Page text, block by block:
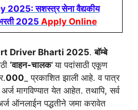
सशस्त्र सेना वैद्यकीय
2025 Apply Online
Driver Bharti 2025.बॉम्बे
‘वाहन-चालक‘ या पदांसाठी एकूण
000 _ प्रकाशित झाली आहे. व पात्र
मागविण्यात येत आहेत. तथापि, सर्व
ऑनलाईन पद्धतीने जमा करावेत